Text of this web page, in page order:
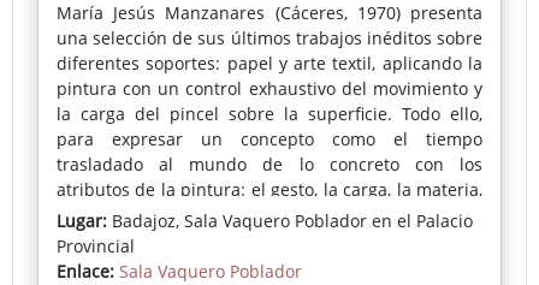
María Jesús Manzanares (Cáceres, 1970) presenta
una selección de sus últimos trabajos inéditos sobre
diferentes soportes: papel y arte textil, aplicando la
pintura con un control exhaustivo del movimiento y
la carga del pincel sobre la superficie. Todo ello,
para expresar un concepto como el tiempo
trasladado al mundo de lo concreto con los
atributos de la pintura: el gesto, la carga, la materia,
las capas y sus transparencias, la opacidad y la
pintura que narra prescindiendo, en ocasiones, de
la figura.
Lugar: Badajoz, Sala Vaquero Poblador en el Palacio
Provincial
Enlace: Sala Vaquero Poblador